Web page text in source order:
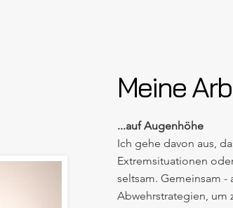
Meine
...auf Augenhöhe
Ich gehe davon aus,
Extremsituationen
seltsam. Gemeinsam -
Abwehrstrategien, um